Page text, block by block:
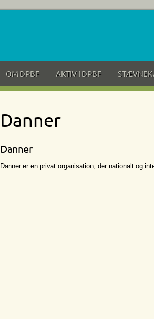
OM DPBF AKTIV I DPBF
Danner
Danner
Danner er en privat organisation, der nationalt og